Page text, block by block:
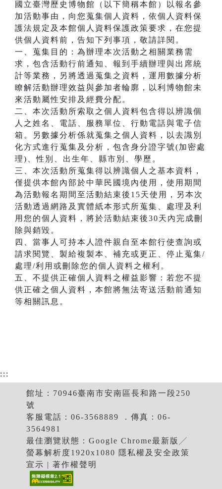
國立臺灣歷史博物館（以下簡稱本館）以報名參
加活動事由，向您蒐集個人資料，依個人資料保
護法規定及本館個人資料保護政策要求，在您提
供個人資料前，告知下列事項，敬請詳閱。
一、蒐集目的：為辦理本次活動之相關業務需
求，包含活動行前通知、報到手續辦理與出席統
計等業務，另將透過蒐集之資料，運用數據分析
瞭解活動辦理效益與參加者輪廓，以利博物館未
來活動屬性安排及經費分配。
二、本次活動所索取之個人資料包含得以辨識個
人之姓名、電話、服務單位、行動電話與電子信
箱。另數據分析係就蒐集之個人資料，以去識別
化方式進行蒐集及分析，包含身分證字號(加密處
理)、性別、出生年、縣市別、學歷。
三、本次活動所蒐集得以辨識個人之基本資料，
僅提供本館內部於中華民國境內使用，使用期間
為活動報名期間至活動結束後15天使用，另本次
活動透過網路及實體紙本形式所蒐集、處理及利
用您的個人資料，將於活動結束後30天內完成刪
除與銷毀。
四、當事人可持本人證件親自至本館行使查詢或
請求閱覽、製給複製本、補充或更正、停止蒐集/
處理/利用或刪除您的個人資料之權利。
五、不提供正確個人資料之權益影響：若您不提
供正確之個人資料，本館將無法寄送活動前通知
等相關訊息。
:::
館址：70946臺南市安南區長和路一段250
號
客服電話：06-3568889 ．傳真：06-
3564981
最佳瀏覽狀態：Google Chrome最新版╱
螢幕解析度1920x1080 隱私權及安全政策
宣示 | 著作權聲明